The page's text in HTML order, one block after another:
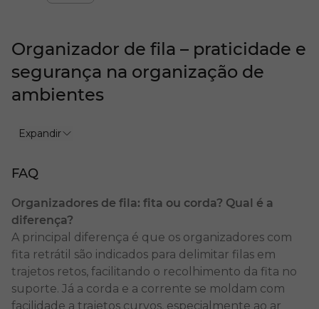
Organizador de fila – praticidade e
segurança na organização de
ambientes
A organização de filas pode aumentar a segurança
possível usar um
o fluxo de pessoas em locais como bancos,
aeroportos, shoppings, hospitais, lojas, galerias e
espaços de eventos.
Odelimitador de filacontribui para a prevenção
de aglomerações nos ambientes, aumentando o
conforto e a satisfação de clientes e visitantes. Com
uma variedade de modelos e acabamentos, nossos
Expandir
FAQ
Organizadores de fila: fita ou corda? Qual é a
diferença?
A principal diferença é que os organizadores com
fita retrátil são indicados para delimitar filas em
trajetos retos, facilitando o recolhimento da fita no
suporte. Já a corda e a corrente se moldam com
facilidade a trajetos curvos, especialmente ao ar